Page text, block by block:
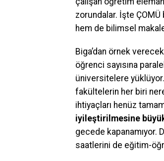
zorundalar. İşte ÇOMÜ
hem de bilimsel
Biga’dan örnek
öğrenci sayısına
üniversitelere
fakültelerin her biri
ihtiyaçları henüz
iyileştirilmesine
gecede kapanamıyor.
saatlerini de eğitim-